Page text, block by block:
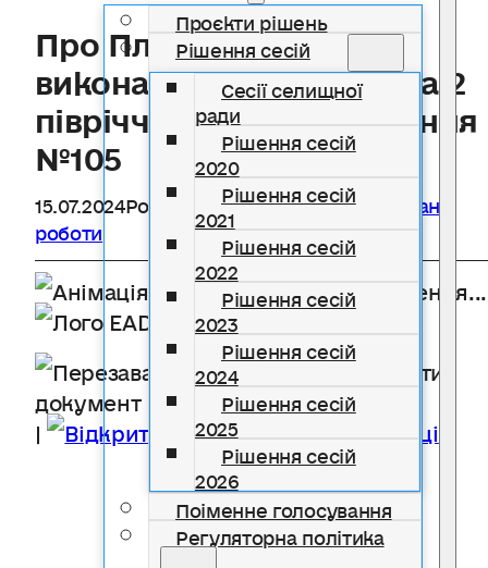
Проєкти рішень
Рішення сесій
Сесії селищної
ради
Рішення сесій
2020
Рішення сесій
2021
Рішення сесій
2022
Рішення сесій
2023
Рішення сесій
2024
Рішення сесій
2025
Рішення сесій
2026
Поіменне голосування
Регуляторна політика
Про План роботи
виконавчого комітету на 2
півріччя 2021 року Рішення
№105
15.07.2024Розділ Виконавчий комітет План
роботи
Завантаження...
Надто довго?
Перезавантажити
документ
| Відкрити в новій вкладці